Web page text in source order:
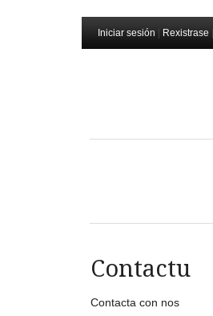
Iniciar sesión Rexistrase
Contactu
Contacta con nos